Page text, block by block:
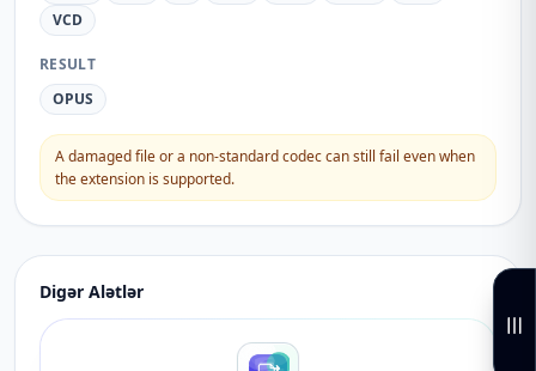
VCD
RESULT
OPUS
A damaged file or a non-standard codec can still fail even when
the extension is supported.
Digər Alətlər